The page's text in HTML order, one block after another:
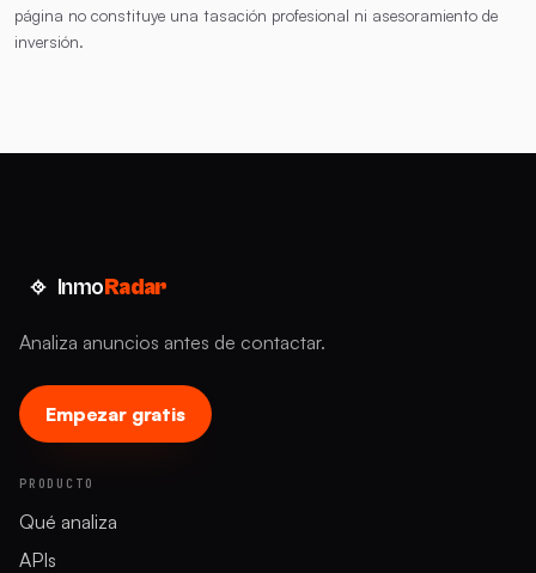
página no constituye una tasación profesional ni asesoramiento de
inversión.
InmoRadar
Analiza anuncios antes de contactar.
Empezar gratis
PRODUCTO
Qué analiza
APIs